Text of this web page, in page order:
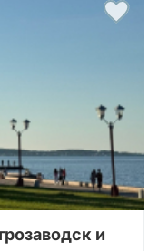
Автобусный
Ахвенкоски ,
и